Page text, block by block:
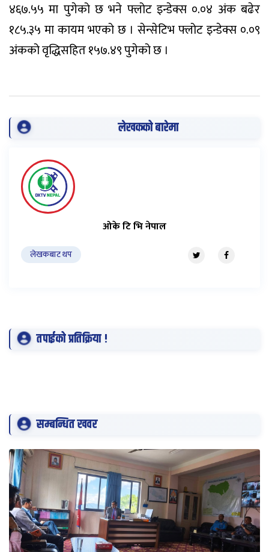
४६७.५५ मा पुगेको छ भने फ्लोट इन्डेक्स ०.०४ अंक बढेर
१८५.३५ मा कायम भएको छ । सेन्सेटिभ फ्लोट इन्डेक्स ०.०९
अंकको वृद्धिसहित १५७.४९ पुगेको छ ।
लेखकको बारेमा
ओके टि भि नेपाल
लेखकबाट थप
तपाईको प्रतिक्रिया !
सम्बन्धित खवर